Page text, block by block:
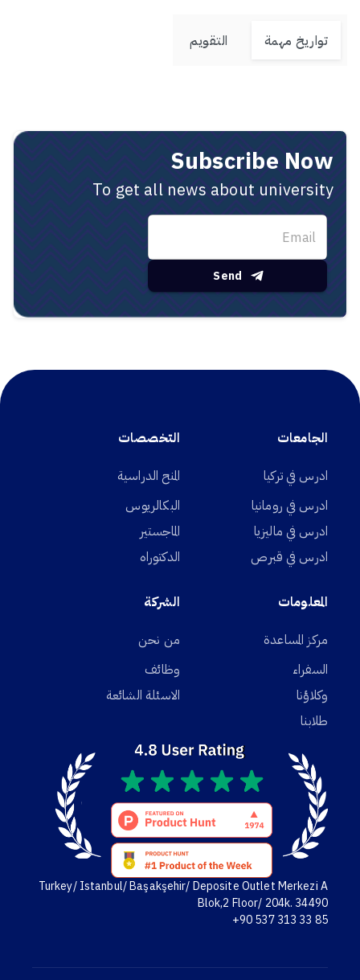
تواريخ مهمة التقويم
Subscribe Now
To get all news about university
Send
الجامعات
ادرس في تركيا
ادرس في رومانيا
ادرس في ماليزيا
ادرس في قبرص
التخصصات
المنح الدراسية
البكالريوس
الماجستير
الدكتوراه
المعلومات
مركز المساعدة
السفراء
وكلاؤنا
طلابنا
الشركة
من نحن
وظائف
الاسئلة الشائعة
Turkey/ Istanbul/ Başakşehir/ Deposite Outlet Merkezi A
Blok,2 Floor/ 204k. 34490
+90 537 313 33 85